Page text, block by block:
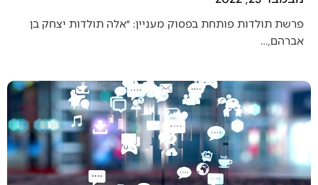
פרשת תולדות פותחת בפסוק מעניין: ״אלה תולדות יצחק בן
אברהם,…